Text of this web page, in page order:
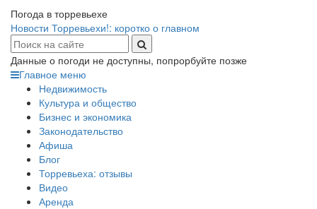
Погода в торревьехе
Новости Торревьехи!: коротко о главном
Данные о погоди не доступны, попрорбуйте позже
Главное меню
Недвижимость
Культура и общество
Бизнес и экономика
Законодательство
Афиша
Блог
Торревьеха: отзывы
Видео
Аренда